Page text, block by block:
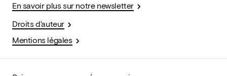
En savoir plus sur notre newsletter
Droits d'auteur
Mentions légales